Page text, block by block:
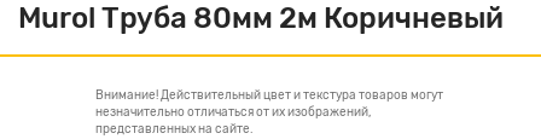
Murol Труба 80мм 2м Коричневый
Внимание! Действительный цвет и текстура товаров могут
незначительно отличаться от их изображений,
представленных на сайте.